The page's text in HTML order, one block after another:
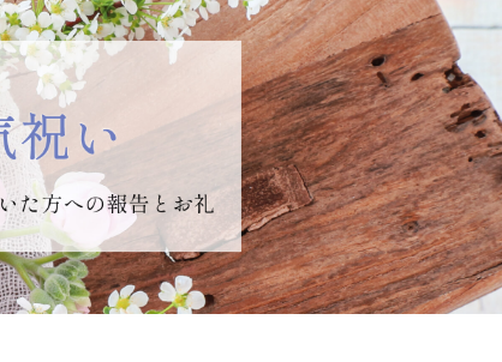
詰合せ・贈答
こし・つぶ1個ずつ
詰合せ16個入
こし・つぶ各8個
やすい説
覧
一覧
寿のお祝い
祝い
仏事
御供物（おくもつ）
法事・法要のお返し（引き
お盆・お彼岸
手土産
プチギフト
1,000円台の贈りもの
2,000円台の贈りもの
3,000円台の贈りもの
4,000円台の贈りもの
5,000円台の贈りもの
6,000円以上